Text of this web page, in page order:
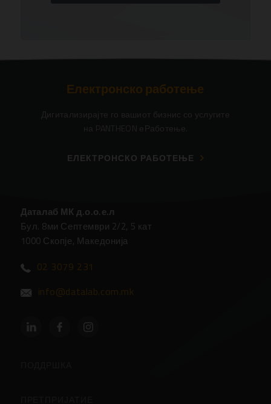
Електронско работење
Дигитализирајте го вашиот бизнис со услугите
на PANTHEON еРаботење.
ЕЛЕКТРОНСКО РАБОТЕЊЕ
Даталаб МК д.о.о.е.л
Бул. 8ми Септември 2/2, 5 кат
1000 Скопје, Македонија
02 3079 231
info@datalab.com.mk